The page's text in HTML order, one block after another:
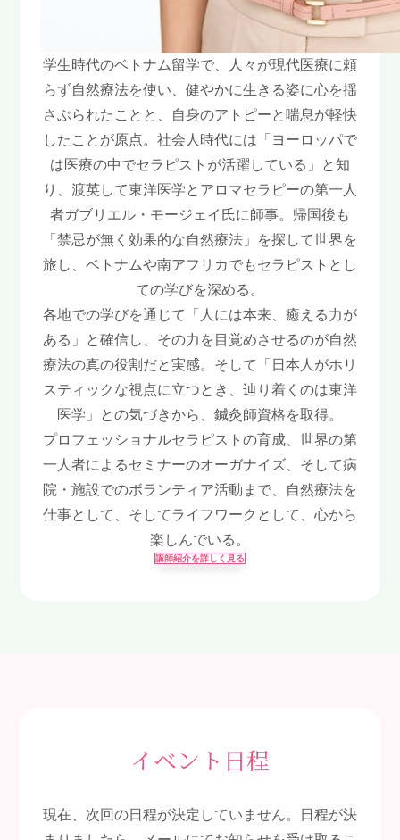
学生時代のベトナム留学で、人々が現代医療に頼
らず自然療法を使い、健やかに生きる姿に心を揺
さぶられたことと、自身のアトピーと喘息が軽快
したことが原点。社会人時代には「ヨーロッパで
は医療の中でセラピストが活躍している」と知
り、渡英して東洋医学とアロマセラピーの第一人
者ガブリエル・モージェイ氏に師事。帰国後も
「禁忌が無く効果的な自然療法」を探して世界を
旅し、ベトナムや南アフリカでもセラピストとし
ての学びを深める。
各地での学びを通じて「人には本来、癒える力が
ある」と確信し、その力を目覚めさせるのが自然
療法の真の役割だと実感。そして「日本人がホリ
スティックな視点に立つとき、辿り着くのは東洋
医学」との気づきから、鍼灸師資格を取得。
プロフェッショナルセラピストの育成、世界の第
一人者によるセミナーのオーガナイズ、そして病
院・施設でのボランティア活動まで、自然療法を
仕事として、そしてライフワークとして、心から
楽しんでいる。
講師紹介を詳しく見る
イベント日程
現在、次回の日程が決定していません。
日程が決